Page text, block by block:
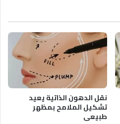
نقل الدهون الذاتية يعيد
تشكيل الملامح بمظهر
طبيعي